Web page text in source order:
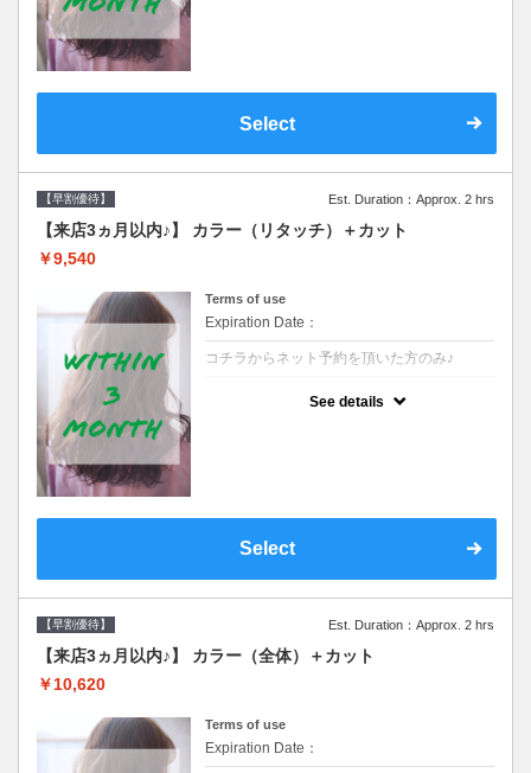
Select
【早割優待】 Est. Duration：Approx. 2 hrs
【来店3ヵ月以内♪】 カラー（リタッチ）＋カット
￥9,540
Terms of use
Expiration Date：
コチラからネット予約を頂いた方のみ♪
See details
Select
【早割優待】 Est. Duration：Approx. 2 hrs
【来店3ヵ月以内♪】 カラー（全体）＋カット
￥10,620
Terms of use
Expiration Date：